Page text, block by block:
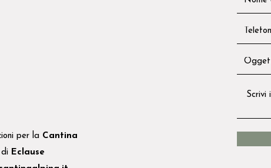
per la Cantina
Eclause